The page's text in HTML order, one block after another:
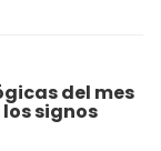
del mes
signos